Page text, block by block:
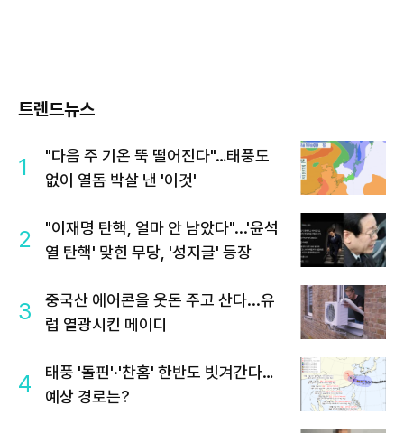
트렌드뉴스
1
"다음 주 기온 뚝 떨어진다"…태풍도
없이 열돔 박살 낸 '이것'
2
"이재명 탄핵, 얼마 안 남았다"...'윤석
열 탄핵' 맞힌 무당, '성지글' 등장
3
중국산 에어콘을 웃돈 주고 산다...유
럽 열광시킨 메이디
4
태풍 '돌핀'·'찬홈' 한반도 빗겨간다…
예상 경로는?